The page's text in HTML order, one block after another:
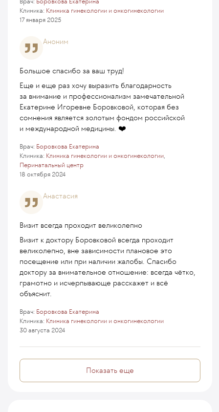
Клиника: Клиника гинекологии и онкогинекологии
17 января 2025
Аноним
Большое спасибо за ваш труд!
Еще и еще раз хочу выразить благодарность
за внимание и профессионализм замечательной
Екатерине Игоревне Боровковой, которая без
сомнения является золотым фондом российской
и международной медицины. ❤️
Клиника: Клиника гинекологии и онкогинекологии,
Перинатальный центр
Врач: Боровкова Екатерина
18 октября 2024
Анастасия
Визит всегда проходит великолепно
Визит к доктору Боровковой всегда проходит
великолепно, вне зависимости плановое это
посещение или при наличии жалобы. Спасибо
доктору за внимательное отношение: всегда чётко,
грамотно и исчерпывающе расскажет и всё
объяснит.
Клиника: Клиника гинекологии и онкогинекологии
Врач: Боровкова Екатерина
30 августа 2024
Показать еще